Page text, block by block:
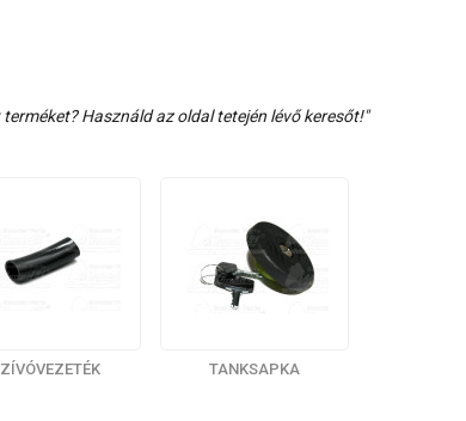
Használd az oldal tetején lévő keresőt!"
TANKSAPKA